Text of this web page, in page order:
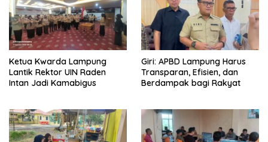
Ketua Kwarda Lampung
Lantik Rektor UIN Raden
Intan Jadi Kamabigus
Giri: APBD Lampung Harus
Transparan, Efisien, dan
Berdampak bagi Rakyat